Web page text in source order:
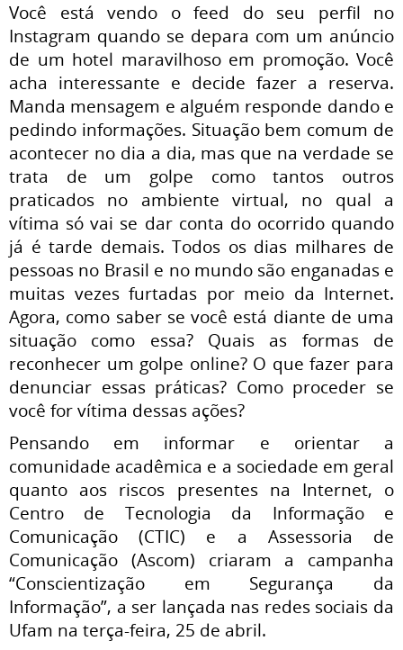
Você está vendo o feed do seu perfil no
Instagram quando se depara com um anúncio
de um hotel maravilhoso em promoção. Você
acha interessante e decide fazer a reserva.
Manda mensagem e alguém responde dando e
pedindo informações. Situação bem comum de
acontecer no dia a dia, mas que na verdade se
trata de um golpe como tantos outros
praticados no ambiente virtual, no qual a
vítima só vai se dar conta do ocorrido quando
já é tarde demais. Todos os dias milhares de
pessoas no Brasil e no mundo são enganadas e
muitas vezes furtadas por meio da Internet.
Agora, como saber se você está diante de uma
situação como essa? Quais as formas de
reconhecer um golpe online? O que fazer para
denunciar essas práticas? Como proceder se
você for vítima dessas ações?
Pensando em informar e orientar a
comunidade acadêmica e a sociedade em geral
quanto aos riscos presentes na Internet, o
Centro de Tecnologia da Informação e
Comunicação (CTIC) e a Assessoria de
Comunicação (Ascom) criaram a campanha
“Conscientização em Segurança da
Informação”, a ser lançada nas redes sociais da
Ufam na terça-feira, 25 de abril.